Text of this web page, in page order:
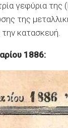
γεφύρια
της
την κατασκευή.
1886: